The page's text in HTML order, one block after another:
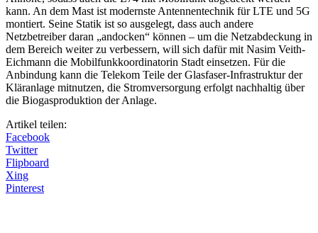
kann. An dem Mast ist modernste Antennentechnik für LTE und 5G
montiert. Seine Statik ist so ausgelegt, dass auch andere
Netzbetreiber daran „andocken“ können – um die Netzabdeckung in
dem Bereich weiter zu verbessern, will sich dafür mit Nasim Veith-
Eichmann die Mobilfunkkoordinatorin Stadt einsetzen. Für die
Anbindung kann die Telekom Teile der Glasfaser-Infrastruktur der
Kläranlage mitnutzen, die Stromversorgung erfolgt nachhaltig über
die Biogasproduktion der Anlage.
Artikel teilen:
Facebook
Twitter
Flipboard
Xing
Pinterest